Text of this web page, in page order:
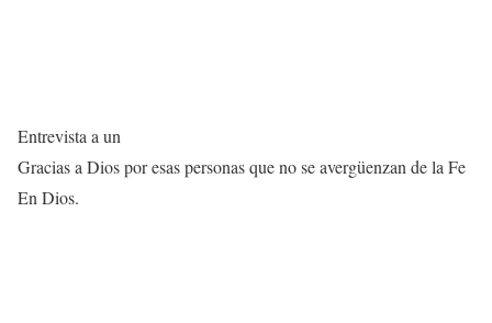
Entrevista a un
Gracias a Dios por esas personas que no se avergüenzan de la Fe
En Dios.